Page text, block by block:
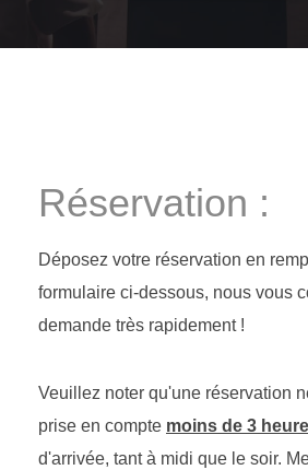
Réservation :
Déposez votre réservation en
formulaire ci-dessous, nous vous
demande très rapidement !
Veuillez noter qu'une réservation
prise en compte moins de 3
d'arrivée, tant à midi que le soir.